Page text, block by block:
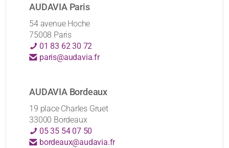
AUDAVIA Paris
54 avenue Hoche
75008 Paris
01 83 62 30 72
paris@audavia.fr
AUDAVIA Bordeaux
19 place Charles Gruet
33000 Bordeaux
05 35 54 07 50
bordeaux@audavia.fr